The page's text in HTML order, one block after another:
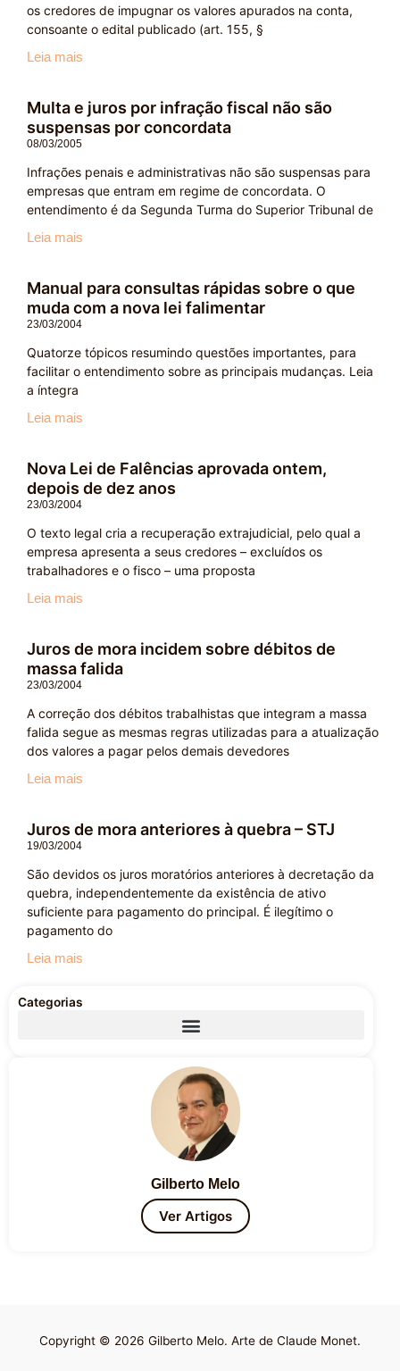
os credores de impugnar os valores apurados na conta,
consoante o edital publicado (art. 155, §
Leia mais
Multa e juros por infração fiscal não são
suspensas por concordata
08/03/2005
Infrações penais e administrativas não são suspensas para
empresas que entram em regime de concordata. O
entendimento é da Segunda Turma do Superior Tribunal de
Leia mais
Manual para consultas rápidas sobre o que
muda com a nova lei falimentar
23/03/2004
Quatorze tópicos resumindo questões importantes, para
facilitar o entendimento sobre as principais mudanças. Leia
a íntegra
Leia mais
Nova Lei de Falências aprovada ontem,
depois de dez anos
23/03/2004
O texto legal cria a recuperação extrajudicial, pelo qual a
empresa apresenta a seus credores – excluídos os
trabalhadores e o fisco – uma proposta
Leia mais
Juros de mora incidem sobre débitos de
massa falida
23/03/2004
A correção dos débitos trabalhistas que integram a massa
falida segue as mesmas regras utilizadas para a atualização
dos valores a pagar pelos demais devedores
Leia mais
Juros de mora anteriores à quebra – STJ
19/03/2004
São devidos os juros moratórios anteriores à decretação da
quebra, independentemente da existência de ativo
suficiente para pagamento do principal. É ilegítimo o
pagamento do
Leia mais
Categorias
Gilberto Melo
Ver Artigos
Copyright © 2026 Gilberto Melo. Arte de Claude Monet.